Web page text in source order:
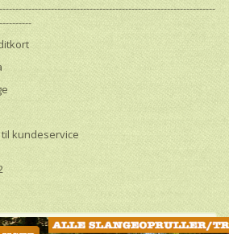
til kundeservice